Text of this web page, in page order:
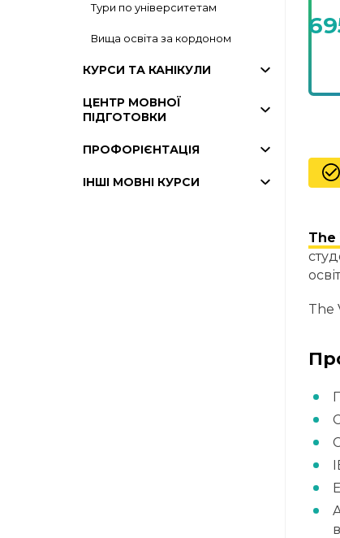
Тури по університетам
Вища освіта за кордоном
КУРСИ ТА КАНІКУЛИ
ЦЕНТР МОВНОЇ
ПІДГОТОВКИ
ПРОФОРІЄНТАЦІЯ
ІНШІ МОВНІ КУРСИ
The
The